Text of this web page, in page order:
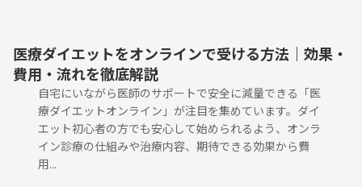
医療ダイエットをオンラインで受ける方法｜効果・
費用・流れを徹底解説
自宅にいながら医師のサポートで安全に減量できる「医
療ダイエットオンライン」が注目を集めています。ダイ
エット初心者の方でも安心して始められるよう、オンラ
イン診療の仕組みや治療内容、期待できる効果から費
用...